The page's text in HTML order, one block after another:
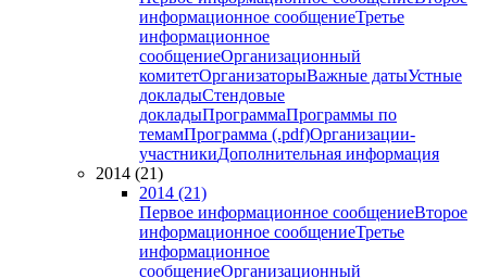
информационное сообщениеТретье
информационное
сообщениеОрганизационный
комитетОрганизаторыВажные датыУстные
докладыСтендовые
докладыПрограммаПрограммы по
темамПрограмма (.pdf)Организации-
участникиДополнительная информация
2014 (21)
2014 (21)
Первое информационное сообщениеВторое
информационное сообщениеТретье
информационное
сообщениеОрганизационный